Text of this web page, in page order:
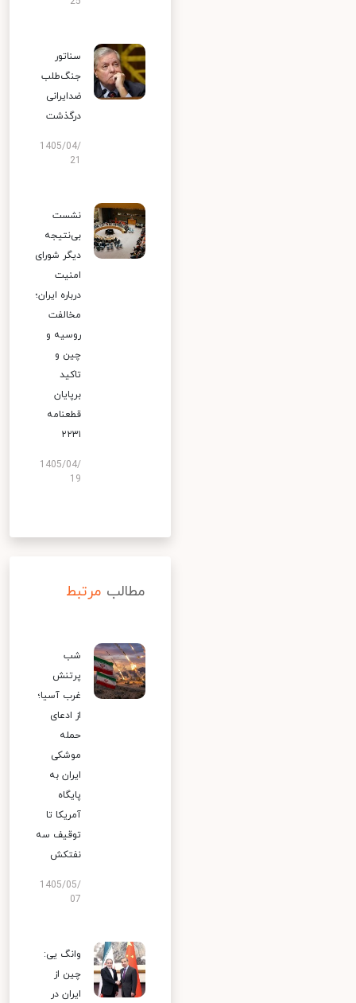
سناتور
جنگ‌طلب
ضدایرانی
درگذشت
1405/04/
نشست
بی‌نتیجه
دیگر شورای
امنیت
درباره ایران؛
مخالفت
روسیه و
چین و
تاکید
برپایان
قطعنامه
۲۲۳۱
1405/04/
19
مطالب مرتبط
شب
پرتنش
غرب آسیا؛
از ادعای
حمله
موشکی
ایران به
پایگاه
آمریکا تا
توقیف سه
نفتکش
1405/05/
07
وانگ یی:
چین از
ایران در